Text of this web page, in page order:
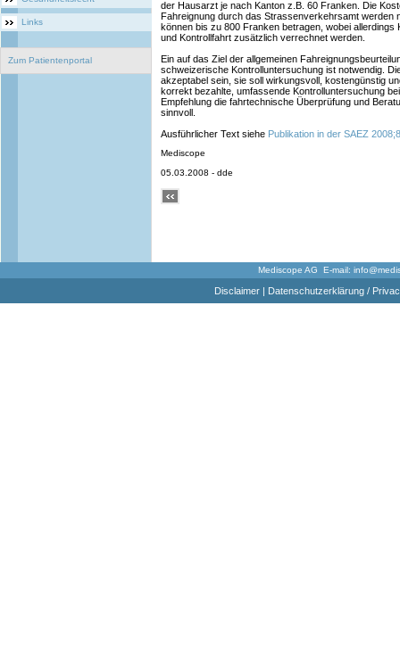
Links
Zum Patientenportal
der Hausarzt je nach Kanton z.B. 60 Franken. Die
Fahreignung durch das Strassenverkehrsamt werden
können bis zu 800 Franken betragen, wobei
und Kontrollfahrt zusätzlich verrechnet werden.
Ein auf das Ziel der allgemeinen
schweizerische Kontrolluntersuchung ist notwendig.
akzeptabel sein, sie soll wirkungsvoll, kostengünstig
korrekt bezahlte, umfassende Kontrolluntersuchung
Empfehlung die fahrtechnische Überprüfung und
sinnvoll.
Ausführlicher Text siehe Publikation in der SAEZ
Mediscope
05.03.2008 - dde
Mediscope AG E-mail:
Disclaimer| Datenschutzerklärung /